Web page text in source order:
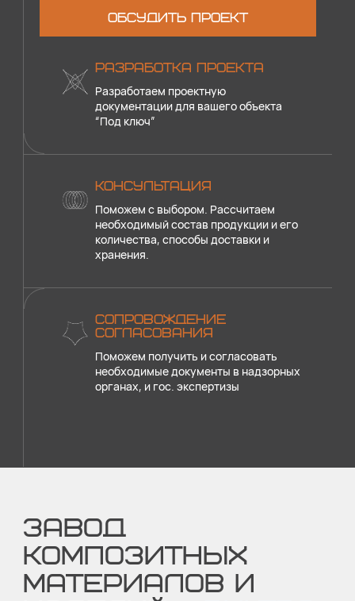
ОБСУДИТЬ ПРОЕКТ
РАЗРАБОТКА ПРОЕКТА
Разработаем проектную
документации для вашего объекта
“Под ключ”
КОНСУЛЬТАЦИЯ
Поможем с выбором. Рассчитаем
необходимый состав продукции и его
количества, способы доставки и
хранения.
СОПРОВОЖДЕНИЕ
СОГЛАСОВАНИЯ
Поможем получить и согласовать
необходимые документы в надзорных
органах, и гос. экспертизы
ЗАВОД
КОМПОЗИТНЫХ
МАТЕРИАЛОВ И